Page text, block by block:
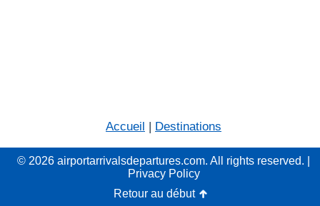
Accueil | Destinations
© 2026 airportarrivalsdepartures.com. All rights reserved. |
Privacy Policy
Retour au début